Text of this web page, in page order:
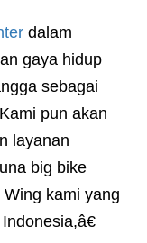
dalam
gaya hidup
sebagai
pun akan
layanan
big bike
kami yang